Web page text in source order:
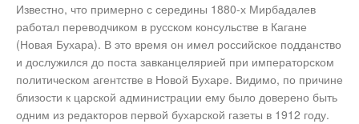
Известно, что примерно с середины 1880-х Мирбадалев
работал переводчиком в русском консульстве в Кагане
(Новая Бухара). В это время он имел российское подданство
и дослужился до поста завканцелярией при императорском
политическом агентстве в Новой Бухаре. Видимо, по причине
близости к царской администрации ему было доверено быть
одним из редакторов первой бухарской газеты в 1912 году.